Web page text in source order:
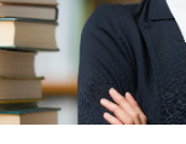
（188****9774）报名: 【
（133****8221）报名: 【